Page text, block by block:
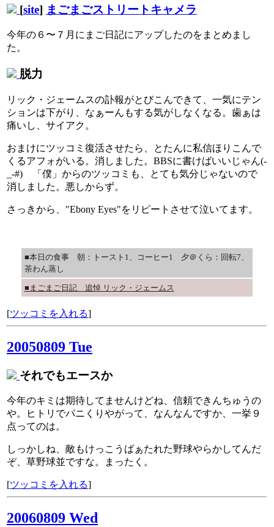
[site] まごまごストリートキャメラ
今年の６〜７月にまご日記にアップしたのをまとめまし
た。
脱力
リック・ジェームスの訃報がとびこんできて、一気にテン
ションは下がり、なぁーんもする気がしなくなる。歯ぁは
痛いし、サイアク。
おまけにツッコミ復活させたら、とたんに私信ほりこんで
くるアフォがいる。消しました。BBSに書けばいいじゃん(-
_-#) 「僕」からのツッコミも、とても気分じゃないので
消しました。悪しからず。
さっきから、"Ebony Eyes"をリピートさせて泣いてます。
■本日の食事 朝：トースト1、コーヒー1 夕＠くら：回転7、
茶わん蒸し
■まごまご日記 追悼 リック・ジェームス
[ツッコミを入れる]
20050809 Tue
それでもエースか
今年のキミは期待してませんけどね、信頼できんちゅうの
や。ヒトリでパニくりやがって、なんなんですか、一挙９
点ってのは。
しっかしね、敵もけっこうばぁたれた野球やらかしてんだ
ぞ、草野球並ですな。まったく。
[ツッコミを入れる]
20060809 Wed